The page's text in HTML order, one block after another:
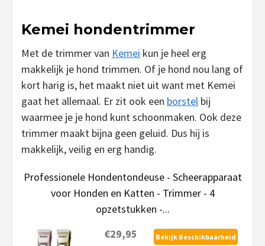
Kemei hondentrimmer
Met de trimmer van Kemei kun je heel erg
makkelijk je hond trimmen. Of je hond nou lang of
kort harig is, het maakt niet uit want met Kemei
gaat het allemaal. Er zit ook een borstel bij
waarmee je je hond kunt schoonmaken. Ook deze
trimmer maakt bijna geen geluid. Dus hij is
makkelijk, veilig en erg handig.
Professionele Hondentondeuse - Scheerapparaat
voor Honden en Katten - Trimmer - 4
opzetstukken -...
€29,95
Bekijk Beschikbaarheid